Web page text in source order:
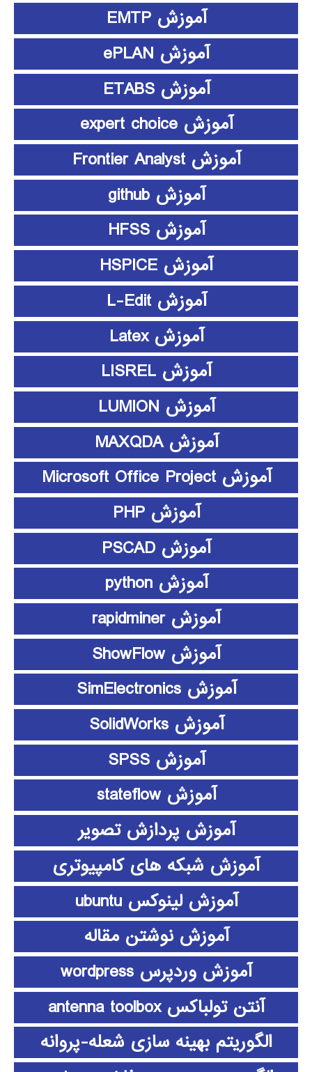
آموزش EMTP
آموزش ePLAN
آموزش ETABS
آموزش expert choice
آموزش Frontier Analyst
آموزش github
آموزش HFSS
آموزش HSPICE
آموزش L-Edit
آموزش Latex
آموزش LISREL
آموزش LUMION
آموزش MAXQDA
آموزش Microsoft Office Project
آموزش PHP
آموزش PSCAD
آموزش python
آموزش rapidminer
آموزش ShowFlow
آموزش SimElectronics
آموزش SolidWorks
آموزش SPSS
آموزش stateflow
آموزش پردازش تصویر
آموزش شبکه های کامپیوتری
آموزش لینوکس ubuntu
آموزش نوشتن مقاله
آموزش وردپرس wordpress
آنتن تولباکس antenna toolbox
الگوریتم بهینه سازی شعله-پروانه